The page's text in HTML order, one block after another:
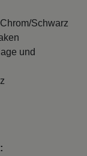
Schwarz
und